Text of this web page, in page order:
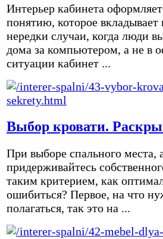
Интерьер кабинета
понятию, которое вкладывает
нередки случаи, когда люди
дома за компьютером, а не в
ситуации кабинет ...
Выбор кровати.
При выборе спального места,
придерживайтесь
таким критерием, как
ошибиться? Первое, на что
полагаться, так это на ...